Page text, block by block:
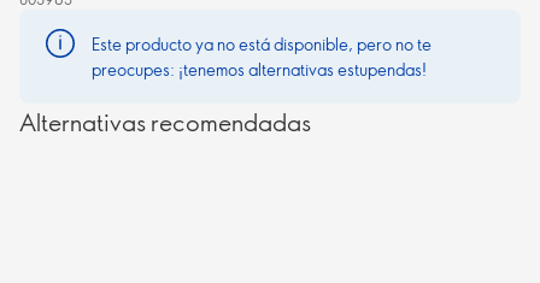
Este producto ya no está disponible, pero no te
preocupes: ¡tenemos alternativas estupendas!
Alternativas recomendadas